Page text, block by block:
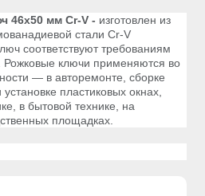
46х50 мм Cr-V - изготовлен из
стали Cr-V
соответствуют требованиям
ключи применяются во
— в авторемонте, сборке
пластиковых окнах,
в бытовой технике, на
площадках.